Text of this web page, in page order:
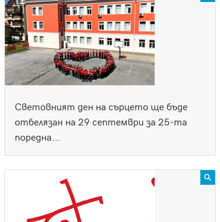
Световният ден на сърцето ще бъде
отбелязан на 29 септември за 25-та
поредна...